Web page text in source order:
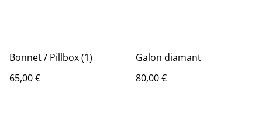
Bonnet / Pillbox (1)
65,00 €
Galon diamant
80,00 €